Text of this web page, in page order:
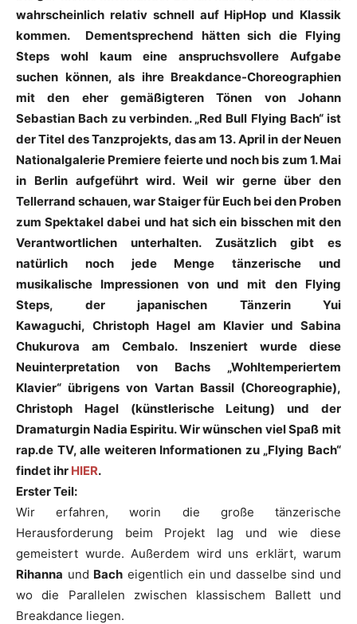
wahrscheinlich relativ schnell auf HipHop und Klassik
kommen. Dementsprechend hätten sich die Flying
Steps wohl kaum eine anspruchsvollere Aufgabe
suchen können, als ihre Breakdance-Choreographien
mit den eher gemäßigteren Tönen von Johann
Sebastian Bach zu verbinden. „Red Bull Flying Bach“ ist
der Titel des Tanzprojekts, das am 13. April in der Neuen
Nationalgalerie Premiere feierte und noch bis zum 1. Mai
in Berlin aufgeführt wird. Weil wir gerne über den
Tellerrand schauen, war Staiger für Euch bei den Proben
zum Spektakel dabei und hat sich ein bisschen mit den
Verantwortlichen unterhalten. Zusätzlich gibt es
natürlich noch jede Menge tänzerische und
musikalische Impressionen von und mit den Flying
Steps, der japanischen Tänzerin Yui
Kawaguchi, Christoph Hagel am Klavier und Sabina
Chukurova am Cembalo. Inszeniert wurde diese
Neuinterpretation von Bachs „Wohltemperiertem
Klavier“ übrigens von Vartan Bassil (Choreographie),
Christoph Hagel (künstlerische Leitung) und der
Dramaturgin Nadia Espiritu. Wir wünschen viel Spaß mit
rap.de TV, alle weiteren Informationen zu „Flying Bach“
findet ihr HIER.
Erster Teil:
Wir erfahren, worin die große tänzerische
Herausforderung beim Projekt lag und wie diese
gemeistert wurde. Außerdem wird uns erklärt, warum
Rihanna und Bach eigentlich ein und dasselbe sind und
wo die Parallelen zwischen klassischem Ballett und
Breakdance liegen.